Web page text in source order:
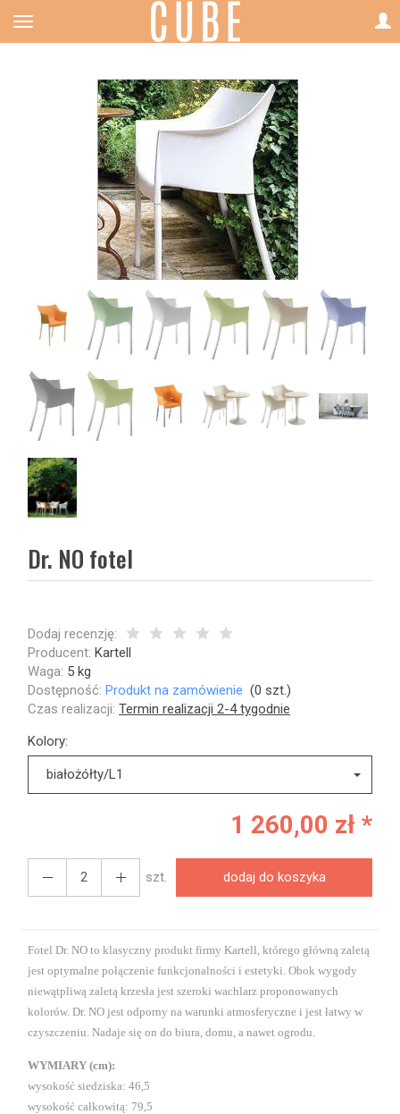
Dr. NO fotel
Dodaj recenzję:
Producent: Kartell
Waga: 5 kg
Dostępność: Produkt na zamówienie (0 szt.)
Czas realizacji: Termin realizacji 2-4 tygodnie
Kolory:
białożółty/L1
1 260,00 zł *
szt. dodaj do koszyka
Fotel Dr. NO to klasyczny produkt firmy Kartell, którego główną zaletą
jest optymalne połączenie funkcjonalności i estetyki. Obok wygody
niewątpliwą zaletą krzesła jest szeroki wachlarz proponowanych
kolorów. Dr. NO jest odporny na warunki atmosferyczne i jest łatwy w
czyszczeniu. Nadaje się on do biura, domu, a nawet ogrodu.
WYMIARY (cm):
wysokość siedziska: 46,5
wysokość całkowitą: 79,5